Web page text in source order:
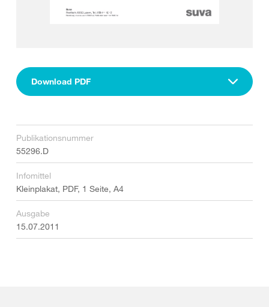
Download PDF
Publikationsnummer
55296.D
Infomittel
Kleinplakat, PDF, 1 Seite, A4
Ausgabe
15.07.2011